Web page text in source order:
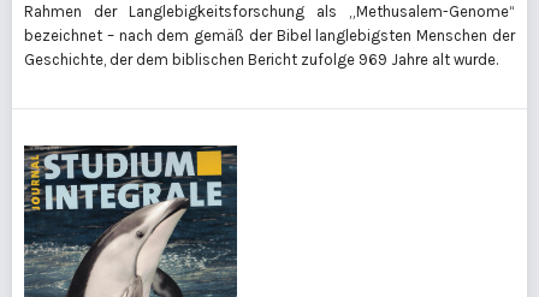
Rahmen der Langlebigkeitsforschung als „Methusalem-Genome“
bezeichnet – nach dem gemäß der Bibel langlebigsten Menschen der
Geschichte, der dem biblischen Bericht zufolge 969 Jahre alt wurde.